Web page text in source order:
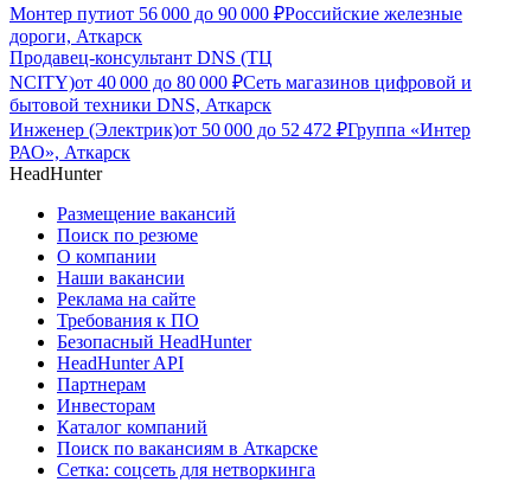
Монтер путиот 56 000 до 90 000 ₽Российские железные
дороги, Аткарск
Продавец-консультант DNS (ТЦ
NCITY)от 40 000 до 80 000 ₽Сеть магазинов цифровой и
бытовой техники DNS, Аткарск
Инженер (Электрик)от 50 000 до 52 472 ₽Группа «Интер
РАО», Аткарск
HeadHunter
Размещение вакансий
Поиск по резюме
О компании
Наши вакансии
Реклама на сайте
Требования к ПО
Безопасный HeadHunter
HeadHunter API
Партнерам
Инвесторам
Каталог компаний
Поиск по вакансиям в Аткарске
Сетка: соцсеть для нетворкинга